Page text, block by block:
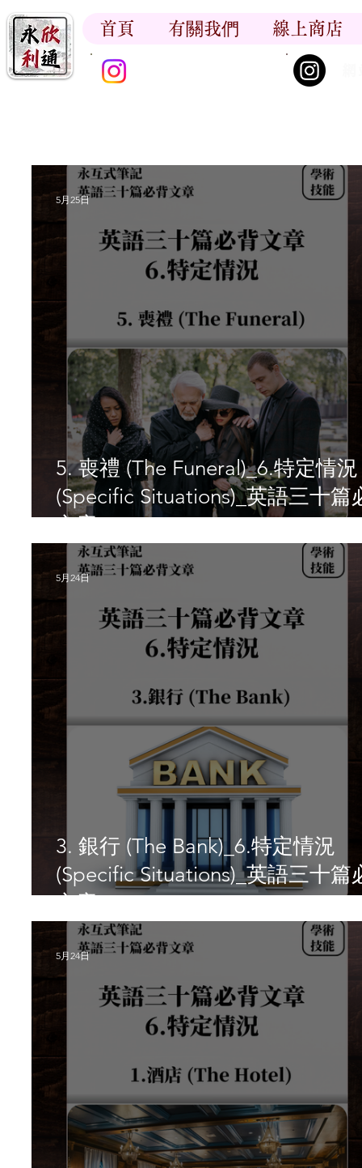
首頁 有關我們 線上商店
5. 喪禮 (The Funeral)_6.特定情況
(Specific Situations)_英語三十篇
文章
5月25日
3. 銀行 (The Bank)_6.特定情況
(Specific Situations)_英語三十篇
文章
5月24日
5月24日